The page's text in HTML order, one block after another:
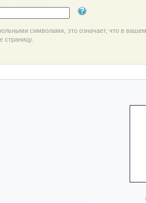
символами, это означает, что в
страницу.